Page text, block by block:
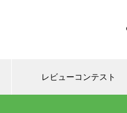
レビューコンテスト